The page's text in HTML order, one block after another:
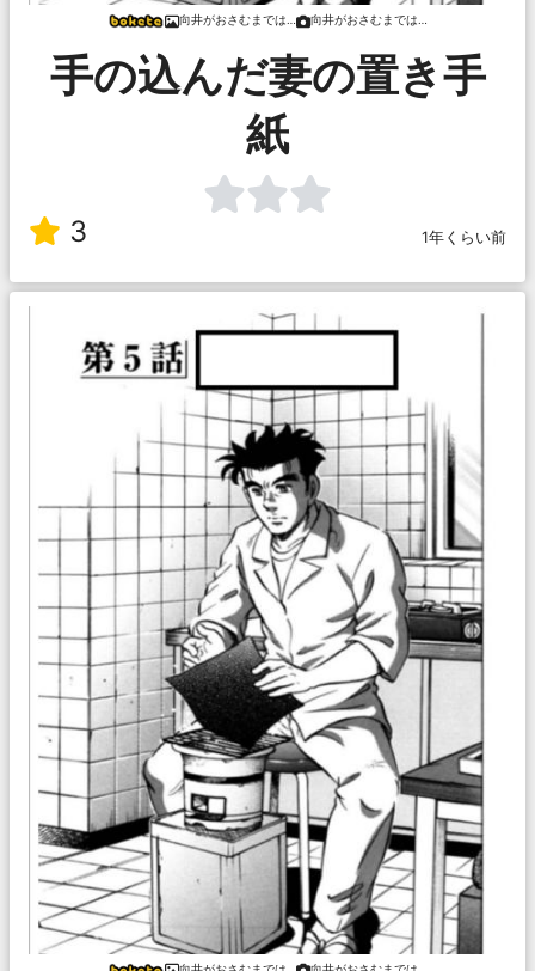
向井がおさむまでは… 向井がおさむまでは…
手の込んだ妻の置き手
紙
3 1年くらい前